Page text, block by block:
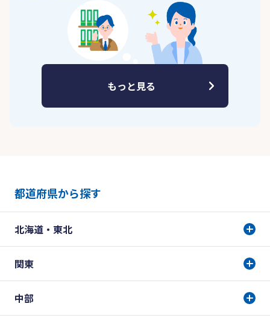
もっと見る
都道府県から探す
北海道・東北
関東
中部